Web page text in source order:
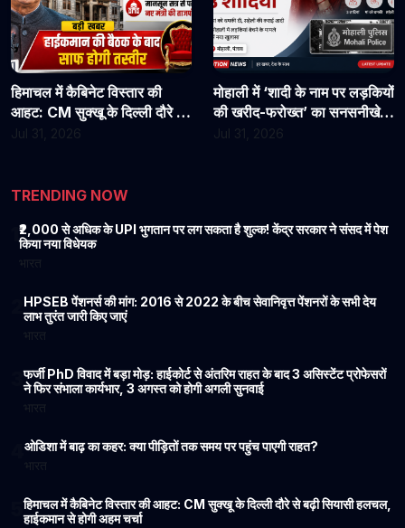
हिमाचल में कैबिनेट विस्तार की
आहट: CM सुक्खू के दिल्ली दौरे से
मोहाली में ‘शादी के नाम पर लड़कियों
की खरीद-फरोख्त’ का सनसनीखेज
TRENDING NOW
₹2,000 से अधिक के UPI भुगतान पर लग सकता है शुल्क! केंद्र सरकार ने संसद में पेश
किया नया विधेयक
HPSEB पेंशनर्स की मांग: 2016 से 2022 के बीच सेवानिवृत्त पेंशनरों के सभी देय
लाभ तुरंत जारी किए जाएं
3फर्जी PhD विवाद में बड़ा मोड़: हाईकोर्ट से अंतरिम राहत के बाद 3 असिस्टेंट प्रोफेसरों
ने फिर संभाला कार्यभार, 3 अगस्त को होगी अगली सुनवाई
ओडिशा में बाढ़ का कहर: क्या पीड़ितों तक समय पर पहुंच पाएगी राहत?
5हिमाचल में कैबिनेट विस्तार की आहट: CM सुक्खू के दिल्ली दौरे से बढ़ी सियासी हलचल,
हाईकमान से होगी अहम चर्चा